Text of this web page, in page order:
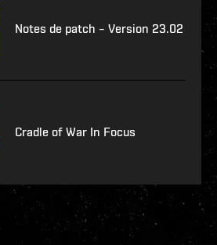
Notes de patch – Version 23.02
Cradle of War In Focus